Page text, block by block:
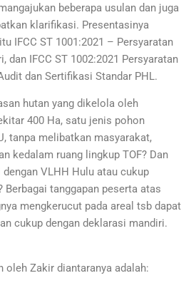
beberapa usulan dan juga
klarifikasi. Presentasinya
IFCC ST 1001:2021 – Persyaratan
dan IFCC ST 1002:2021 Persyaratan
dan Sertifikasi Standar PHL.
hutan yang dikelola oleh
400 Ha, satu jenis pohon
tanpa melibatkan masyarakat,
kedalam ruang lingkup TOF? Dan
VLHH Hulu atau cukup
tanggapan peserta atas
mengkerucut pada areal tsb dapat
cukup dengan deklarasi mandiri.
oleh Zakir diantaranya adalah: